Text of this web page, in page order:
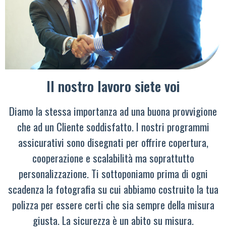
Il nostro lavoro siete voi
Diamo la stessa importanza ad una buona provvigione
che ad un Cliente soddisfatto. I nostri programmi
assicurativi sono disegnati per offrire copertura,
cooperazione e scalabilità ma soprattutto
personalizzazione. Ti sottoponiamo prima di ogni
scadenza la fotografia su cui abbiamo costruito la tua
polizza per essere certi che sia sempre della misura
giusta. La sicurezza è un abito su misura.